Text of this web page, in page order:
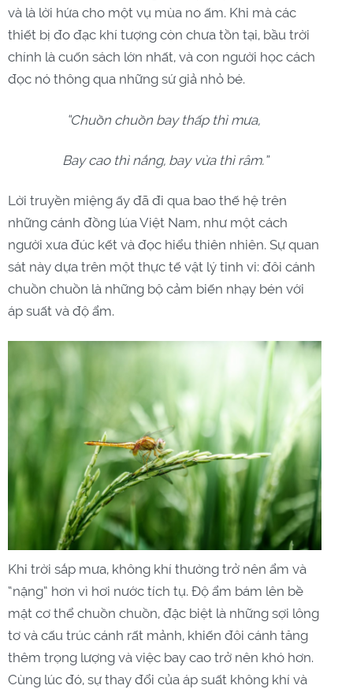
và là lời hứa cho một vụ mùa no ấm. Khi mà các
thiết bị đo đạc khí tượng còn chưa tồn tại, bầu trời
chính là cuốn sách lớn nhất, và con người học cách
đọc nó thông qua những sứ giả nhỏ bé.
“Chuồn chuồn bay thấp thì mưa,
Bay cao thì nắng, bay vừa thì râm.”
Lời truyền miệng ấy đã đi qua bao thế hệ trên
những cánh đồng lúa Việt Nam, như một cách
người xưa đúc kết và đọc hiểu thiên nhiên. Sự quan
sát này dựa trên một thực tế vật lý tinh vi: đôi cánh
chuồn chuồn là những bộ cảm biến nhạy bén với
áp suất và độ ẩm.
Khi trời sắp mưa, không khí thường trở nên ẩm và
“nặng” hơn vì hơi nước tích tụ. Độ ẩm bám lên bề
mặt cơ thể chuồn chuồn, đặc biệt là những sợi lông
tơ và cấu trúc cánh rất mảnh, khiến đôi cánh tăng
thêm trọng lượng và việc bay cao trở nên khó hơn.
Cùng lúc đó, sự thay đổi của áp suất không khí và